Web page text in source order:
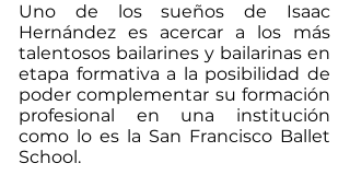
Uno de los sueños de Isaac
Hernández es acercar a los más
talentosos bailarines y bailarinas en
etapa formativa a la posibilidad de
poder complementar su formación
profesional en una institución
como lo es la San Francisco Ballet
School.